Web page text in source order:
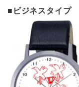
■ビジネスタイプ